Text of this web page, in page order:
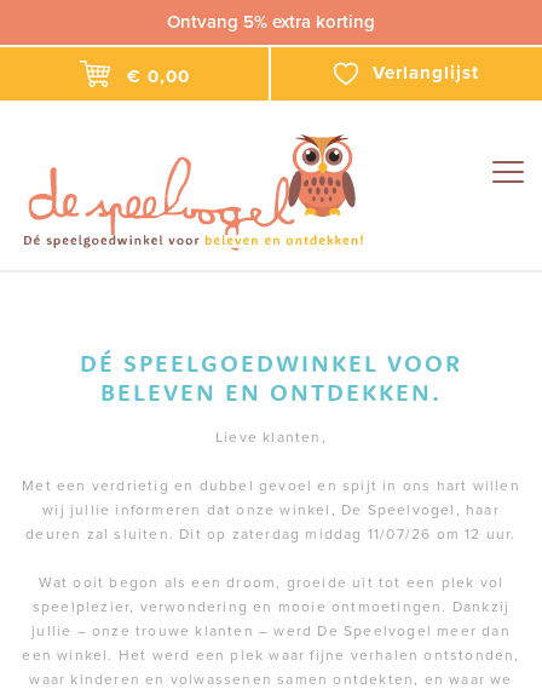
Ontvang 5% extra korting
€ 0,00 Verlanglijst
DÉ SPEELGOEDWINKEL VOOR
BELEVEN EN ONTDEKKEN.
Lieve klanten,
Met een verdrietig en dubbel gevoel en spijt in ons hart willen
wij jullie informeren dat onze winkel, De Speelvogel, haar
deuren zal sluiten. Dit op zaterdag middag 11/07/26 om 12 uur.
Wat ooit begon als een droom, groeide uit tot een plek vol
speelplezier, verwondering en mooie ontmoetingen. Dankzij
jullie – onze trouwe klanten – werd De Speelvogel meer dan
een winkel. Het werd een plek waar fijne verhalen ontstonden,
waar kinderen en volwassenen samen ontdekten, en waar we